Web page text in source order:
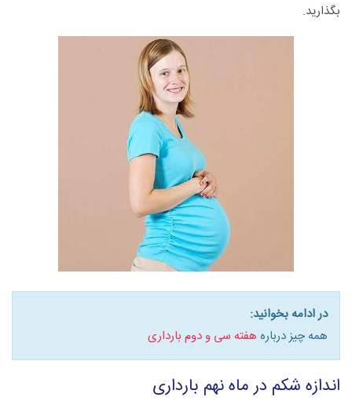
بگذارید.
در ادامه بخوانید:
همه چیز درباره هفته سی و دوم بارداری
اندازه شکم در ماه نهم بارداری